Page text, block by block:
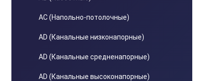
AC (Напольно-потолочные)
AD (Канальные низконапорные)
AD (Канальные средненапорные)
AD (Канальные высоконапорные)